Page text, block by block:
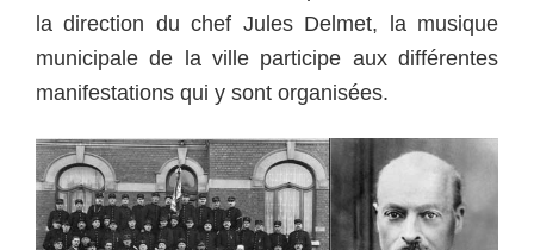
la direction du chef Jules Delmet, la musique
municipale de la ville participe aux différentes
manifestations qui y sont organisées.